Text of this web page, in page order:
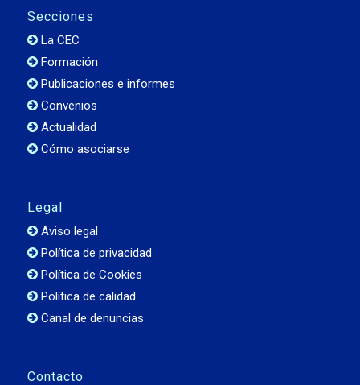
Secciones
La CEC
Formación
Publicaciones e informes
Convenios
Actualidad
Cómo asociarse
Legal
Aviso legal
Política de privacidad
Política de Cookies
Política de calidad
Canal de denuncias
Contacto